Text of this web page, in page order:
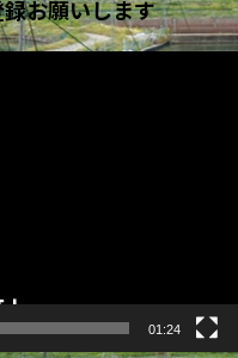
お願いします
01:24